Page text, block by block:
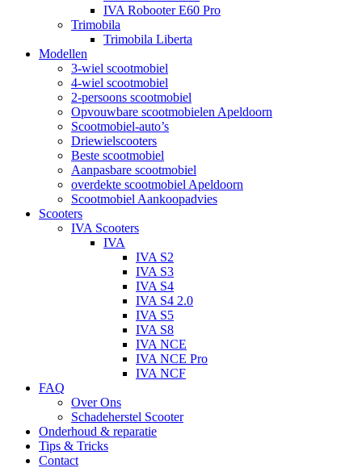
IVA Robooter E60 Pro
Trimobila
Trimobila Liberta
Modellen
3-wiel scootmobiel
4-wiel scootmobiel
2-persoons scootmobiel
Opvouwbare scootmobielen Apeldoorn
Scootmobiel-auto’s
Driewielscooters
Beste scootmobiel
Aanpasbare scootmobiel
overdekte scootmobiel Apeldoorn
Scootmobiel Aankoopadvies
Scooters
IVA Scooters
IVA
IVA S2
IVA S3
IVA S4
IVA S4 2.0
IVA S5
IVA S8
IVA NCE
IVA NCE Pro
IVA NCF
FAQ
Over Ons
Schadeherstel Scooter
Onderhoud & reparatie
Tips & Tricks
Contact